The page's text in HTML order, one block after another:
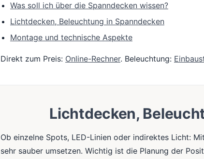
Was soll ich über die Spanndecken wissen?
Lichtdecken, Beleuchtung in Spanndecken
Montage und technische Aspekte
Direkt zum Preis: Online-Rechner. Beleuchtung:
Lichtdecken,
Ob einzelne Spots, LED-Linien oder indirektes Licht:
sehr sauber umsetzen. Wichtig ist die Planung der